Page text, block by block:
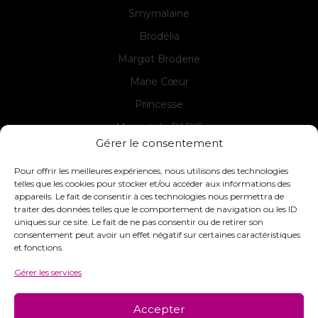
Gérer le consentement
Pour offrir les meilleures expériences, nous utilisons des technologies
telles que les cookies pour stocker et/ou accéder aux informations des
appareils. Le fait de consentir à ces technologies nous permettra de
traiter des données telles que le comportement de navigation ou les ID
uniques sur ce site. Le fait de ne pas consentir ou de retirer son
consentement peut avoir un effet négatif sur certaines caractéristiques
et fonctions.
Gérer les services
Accepter
Smyrnalaine
Brodélia
Margot Broderie
Marie Cœur
Princesse
Margot de PARIS
Seg de PARIS
Contact
INTERSTISS